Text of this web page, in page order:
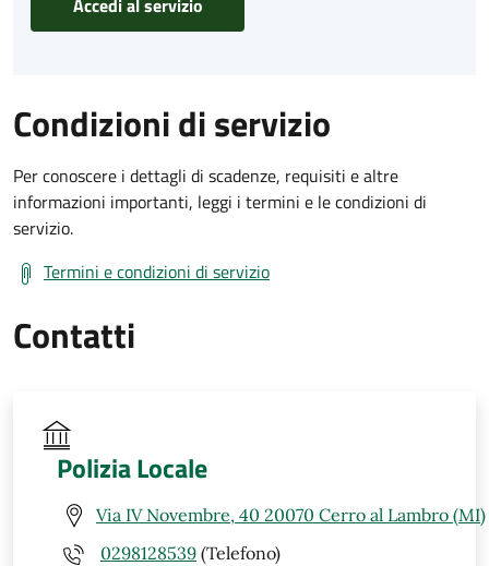
Condizioni di servizio
Per conoscere i dettagli di scadenze, requisiti e altre
informazioni importanti, leggi i termini e le condizioni di
servizio.
Termini e condizioni di servizio
Contatti
Polizia Locale
Via IV Novembre, 40 20070 Cerro al Lambro (MI)
0298128539 (Telefono)